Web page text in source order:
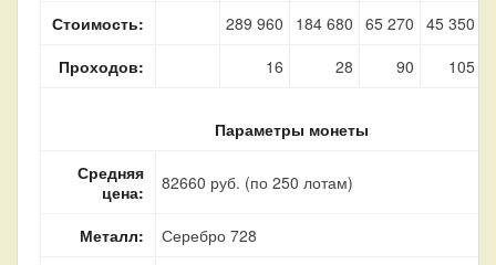
Стоимость: 289 960 184 680 65 270 45 350
Проходов:
16 28 90 105
Параметры монеты
Средняя
цена:
82660 руб. (по 250 лотам)
Металл:
Серебро 728